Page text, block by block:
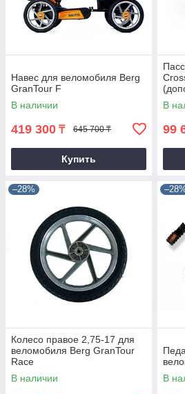
Навес для веломобиля Berg
GranTour F
В наличии
419 300 ₸ 645 700 ₸
Купить
В
99
–28%
Колесо правое 2,75-17 для
веломобиля Berg GranTour
Race
В наличии
В